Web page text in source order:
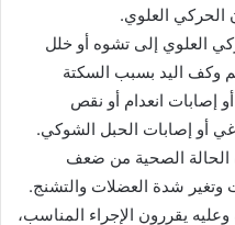
الحركي العلوي.
العلوي إلى تشوه أو خلل
وكف اليد بسبب السكتة
إصابات انعدام أو نقص
أو إصابات الحبل الشوكي.
الحالة الصحية من ضعف
شدة العضلات والتشنج.
يقررون الإجراء المناسب،